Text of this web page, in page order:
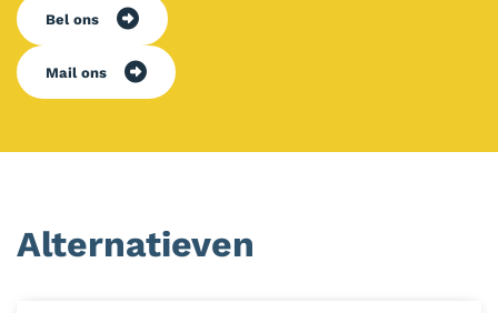
Bel ons
Mail ons
Alternatieven